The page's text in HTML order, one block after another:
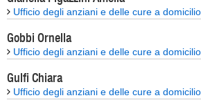
Ufficio degli anziani e delle cure a domicilio
Gobbi Ornella
Ufficio degli anziani e delle cure a domicilio
Gulfi Chiara
Ufficio degli anziani e delle cure a domicilio